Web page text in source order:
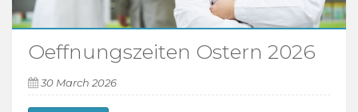
Oeffnungszeiten Ostern 2026
30 March 2026